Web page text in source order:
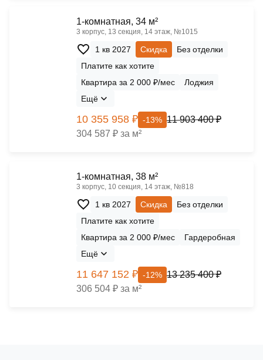
1-комнатная, 34 м²
3 корпус, 13 секция, 14 этаж, №1015
1 кв 2027 Скидка
Без отделки
Платите как хотите
Квартира за 2 000 ₽/мес
Лоджия
Ещё
10 355 958 ₽ -13% 11 903 400 ₽
304 587 ₽ за м²
1-комнатная, 38 м²
3 корпус, 10 секция, 14 этаж, №818
1 кв 2027 Скидка
Без отделки
Платите как хотите
Квартира за 2 000 ₽/мес
Гардеробная
Ещё
11 647 152 ₽ -12% 13 235 400 ₽
306 504 ₽ за м²